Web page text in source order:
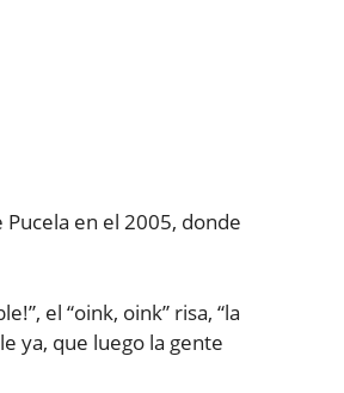
en el 2005, donde
el “oink, oink” risa, “la
ya, que luego la gente